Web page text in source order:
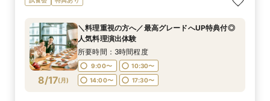
8/16(日)
人気料理演出体験
9:00〜
10:30〜
14:00〜
17:30〜
フェアを予約
8/16(日)
気No.1】好立地×マイナビ限定贅沢4品試食×80
所要時間：3時間程度
14:00〜
17:30〜
フェアを予約
8/16(日)
パーティー相談会
9:00〜
10:30〜
14:00〜
17:30〜
フェアを予約
8/16(日)
沢空間で叶うW
9:00〜
10:30〜
14:00〜
17:30〜
フェアを予約
8/16(日)
案！コスパ◎相談会
9:00〜
10:30〜
14:00〜
17:30〜
フェアを予約
8/16(日)
程イチから相談会
9:00〜
10:30〜
14:00〜
17:30〜
フェアを予約
8/17(月)
＼料理重視の方へ／最高グレードへUP特典付◎
人気料理演出体験
所要時間：3時間程度
9:00〜
10:30〜
14:00〜
17:30〜